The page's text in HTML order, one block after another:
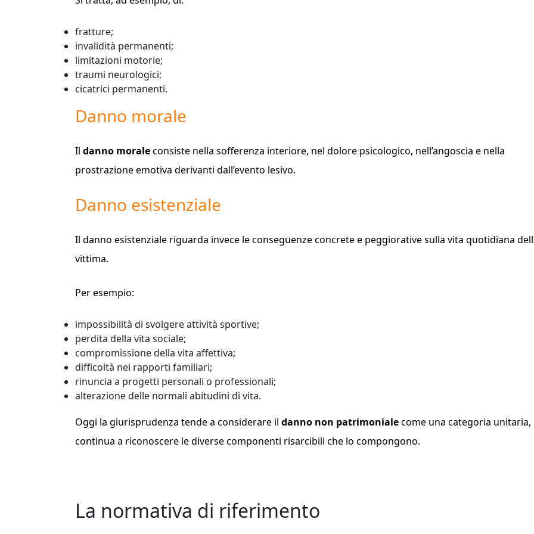
fratture;
invalidità permanenti;
limitazioni motorie;
traumi neurologici;
cicatrici permanenti.
Danno morale
Il danno moraleconsiste nella sofferenza interiore, nel dolore psicologico, nell’angoscia e nella
prostrazione emotiva derivanti dall’evento lesivo.
Danno esistenziale
Il danno esistenziale riguarda invece le conseguenze concrete e peggiorative sulla vita quotidiana
vittima.
Per esempio:
impossibilità di svolgere attività sportive;
perdita della vita sociale;
compromissione della vita affettiva;
difficoltà nei rapporti familiari;
rinuncia a progetti personali o professionali;
alterazione delle normali abitudini di vita.
Oggi la giurisprudenza tende a considerare il danno non patrimonialecome una categoria unitaria,
continua a riconoscere le diverse componenti risarcibili che lo compongono.
La normativa di riferimento